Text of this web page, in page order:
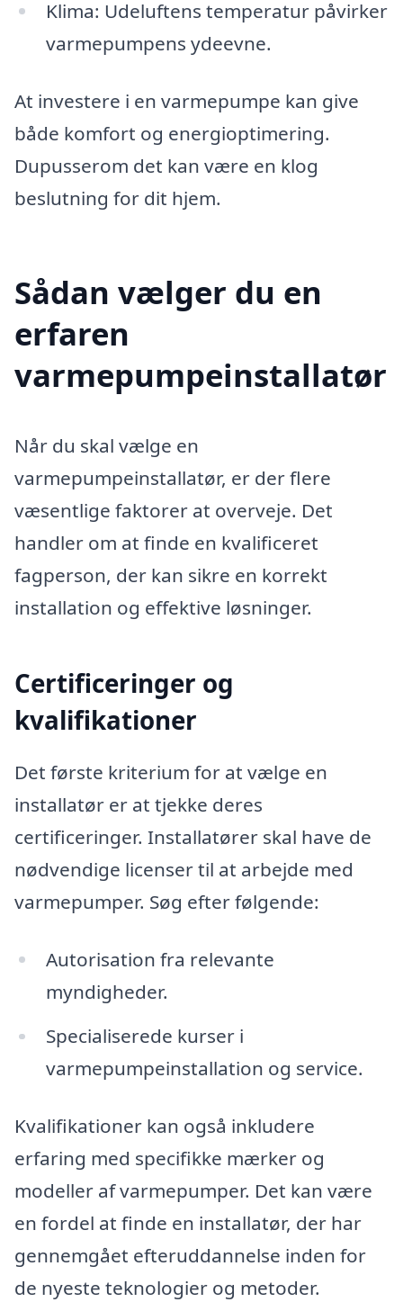
Klima: Udeluftens temperatur påvirker
varmepumpens ydeevne.
At investere i en varmepumpe kan give
både komfort og energioptimering.
Dupusserom det kan være en klog
beslutning for dit hjem.
Sådan vælger du en
erfaren
varmepumpeinstallatør
Når du skal vælge en
varmepumpeinstallatør, er der flere
væsentlige faktorer at overveje. Det
handler om at finde en kvalificeret
fagperson, der kan sikre en korrekt
installation og effektive løsninger.
Certificeringer og
kvalifikationer
Det første kriterium for at vælge en
installatør er at tjekke deres
certificeringer. Installatører skal have de
nødvendige licenser til at arbejde med
varmepumper. Søg efter følgende:
Autorisation fra relevante
myndigheder.
Specialiserede kurser i
varmepumpeinstallation og service.
Kvalifikationer kan også inkludere
erfaring med specifikke mærker og
modeller af varmepumper. Det kan være
en fordel at finde en installatør, der har
gennemgået efteruddannelse inden for
de nyeste teknologier og metoder.